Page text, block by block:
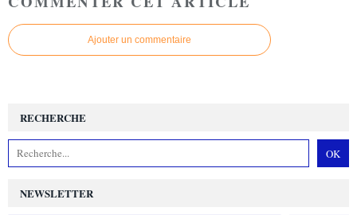
Ajouter un commentaire
NEWSLETTER
RECHERCHE